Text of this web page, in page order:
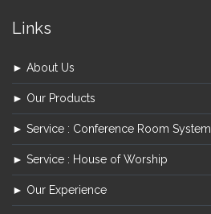
Links
► About Us
► Our Products
► Service : Conference Room System
► Service : House of Worship
► Our Experience